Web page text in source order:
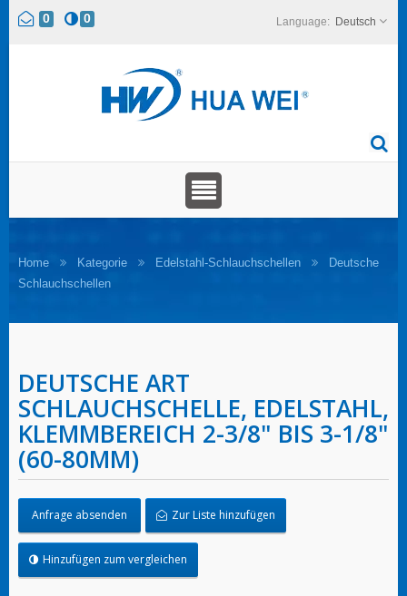
0 0 Deutsch
Home Kategorie Edelstahl-Schlauchschellen
Deutsche
Schlauchschellen
DEUTSCHE ART
SCHLAUCHSCHELLE, EDELSTAHL,
KLEMMBEREICH 2-3/8" BIS 3-1/8"
(60-80MM)
Anfrage absenden Zur Liste hinzufügen
Hinzufügen zum vergleichen